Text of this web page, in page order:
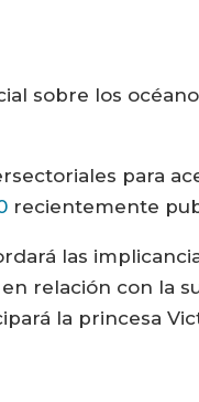
sobre los
para
recientemente
las
relación con la
la princesa